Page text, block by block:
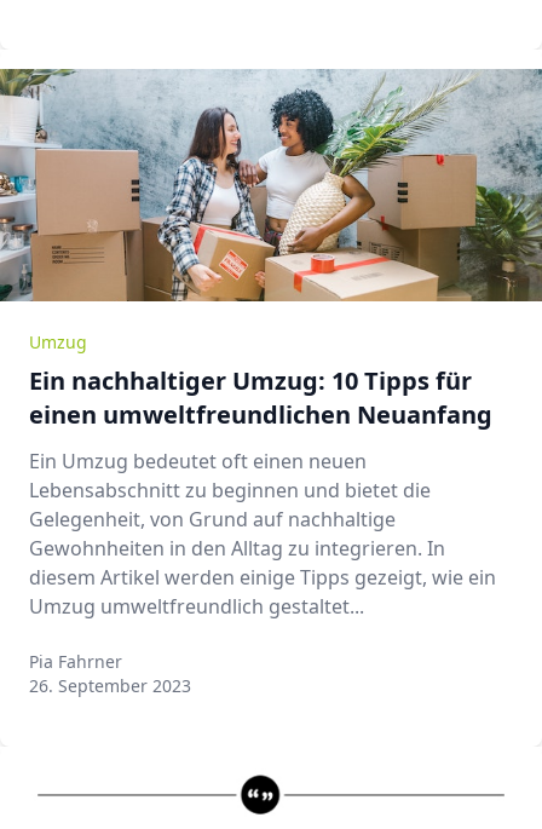
Umzug
Ein nachhaltiger Umzug: 10 Tipps für
einen umweltfreundlichen Neuanfang
Ein Umzug bedeutet oft einen neuen
Lebensabschnitt zu beginnen und bietet die
Gelegenheit, von Grund auf nachhaltige
Gewohnheiten in den Alltag zu integrieren. In
diesem Artikel werden einige Tipps gezeigt, wie ein
Umzug umweltfreundlich gestaltet...
Pia Fahrner
Pia Fahrner
26. September 2023